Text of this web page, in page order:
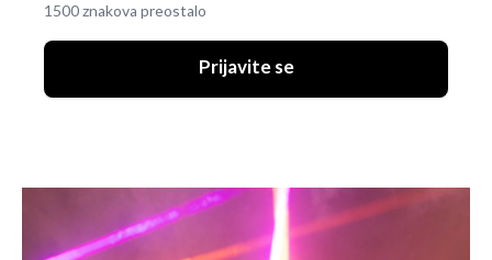
1500 znakova preostalo
Prijavite se